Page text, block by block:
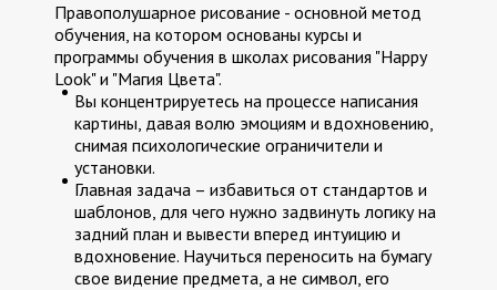
Правополушарное рисование - основной метод
обучения, на котором основаны курсы и
программы обучения в школах рисования "Happy
Look" и "Магия Цвета".
Вы концентрируетесь на процессе написания
картины, давая волю эмоциям и вдохновению,
снимая психологические ограничители и
установки.
Главная задача – избавиться от стандартов и
шаблонов, для чего нужно задвинуть логику на
задний план и вывести вперед интуицию и
вдохновение. Научиться переносить на бумагу
свое видение предмета, а не символ, его